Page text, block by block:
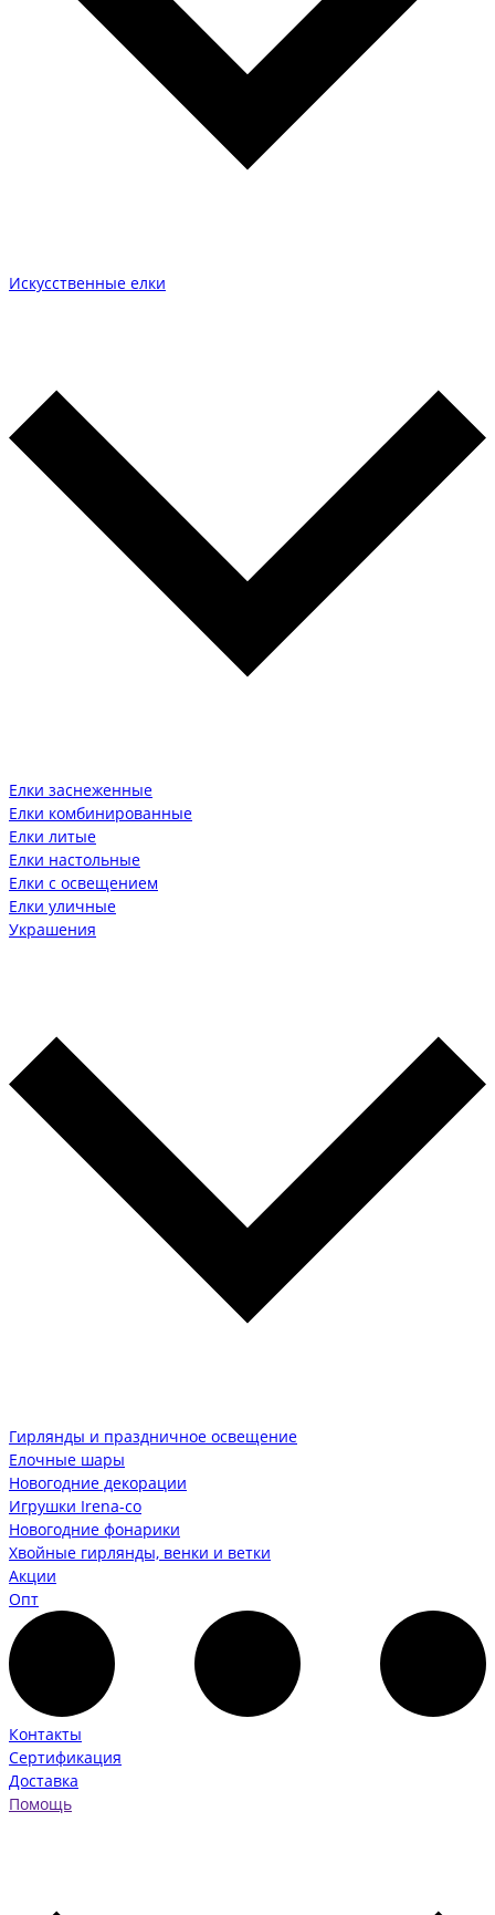
Искусственные елки
Елки заснеженные
Елки комбинированные
Елки литые
Елки настольные
Елки с освещением
Елки уличные
Украшения
Гирлянды и праздничное освещение
Елочные шары
Новогодние декорации
Игрушки Irena-co
Новогодние фонарики
Хвойные гирлянды, венки и ветки
Акции
Опт
Контакты
Сертификация
Доставка
Помощь